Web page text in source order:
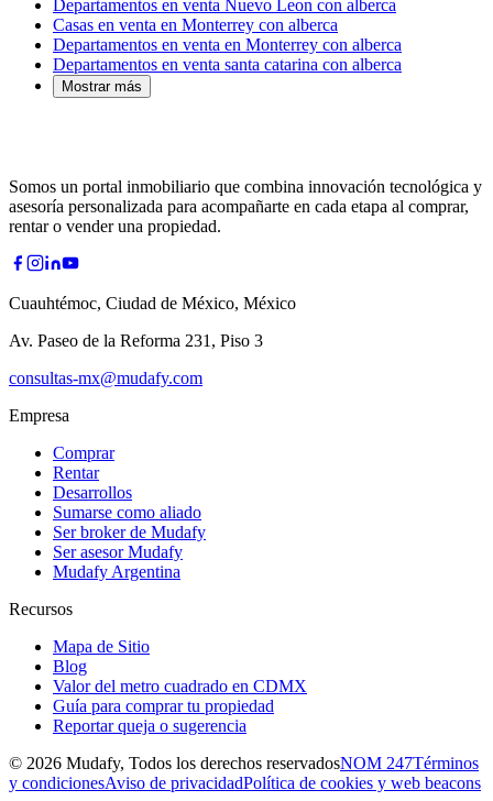
Departamentos en venta Nuevo Leon con alberca
Casas en venta en Monterrey con alberca
Departamentos en venta en Monterrey con alberca
Departamentos en venta santa catarina con alberca
Mostrar más
Somos un portal inmobiliario que combina innovación tecnológica y
asesoría personalizada para acompañarte en cada etapa al comprar,
rentar o vender una propiedad.
Cuauhtémoc, Ciudad de México, México
Av. Paseo de la Reforma 231, Piso 3
consultas-mx@mudafy.com
Empresa
Comprar
Rentar
Desarrollos
Sumarse como aliado
Ser broker de Mudafy
Ser asesor Mudafy
Mudafy Argentina
Recursos
Mapa de Sitio
Blog
Valor del metro cuadrado en CDMX
Guía para comprar tu propiedad
Reportar queja o sugerencia
© 2026 Mudafy, Todos los derechos reservadosNOM 247Términos
y condicionesAviso de privacidadPolítica de cookies y web beacons